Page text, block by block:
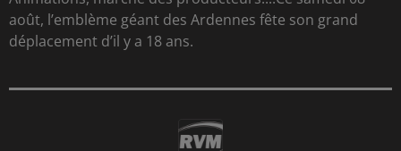
août, l’emblème géant des Ardennes fête son grand
déplacement d’il y a 18 ans.